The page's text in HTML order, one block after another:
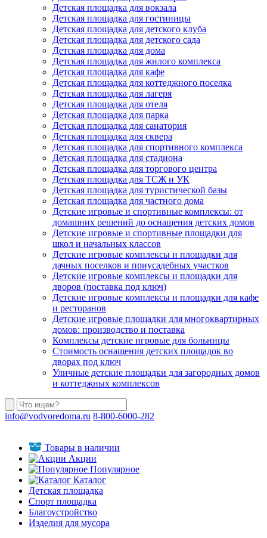
Детская площадка для вокзала
Детская площадка для гостиницы
Детская площадка для детского клуба
Детская площадка для детского сада
Детская площадка для дома
Детская площадка для жилого комплекса
Детская площадка для кафе
Детская площадка для коттеджного поселка
Детская площадка для лагеря
Детская площадка для отеля
Детская площадка для парка
Детская площадка для санатория
Детская площадка для сквера
Детская площадка для спортивного комплекса
Детская площадка для стадиона
Детская площадка для торгового центра
Детская площадка для ТСЖ и УК
Детская площадка для туристической базы
Детская площадка для частного дома
Детские игровые и спортивные комплексы: от
домашних решений до оснащения детских домов
Детские игровые и спортивные площадки для
школ и начальных классов
Детские игровые комплексы и площадки для
дачных поселков и приусадебных участков
Детские игровые комплексы и площадки для
дворов (поставка под ключ)
Детские игровые комплексы и площадки для кафе
и ресторанов
Детские игровые площадки для многоквартирных
домов: производство и поставка
Комплексы детские игровые для больницы
Стоимость оснащения детских площадок во
дворах под ключ
Уличные детские площадки для загородных домов
и коттеджных комплексов
info@vodvoredoma.ru 8-800-6000-282
Товары в наличии
Акции
Популярное
Каталог
Детская площадка
Спорт площадка
Благоустройство
Изделия для мусора